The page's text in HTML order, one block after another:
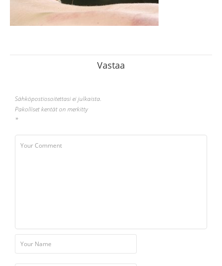
Vastaa
Sähköpostiosoitettasi ei julkaista.
Pakolliset kentät on merkitty
*